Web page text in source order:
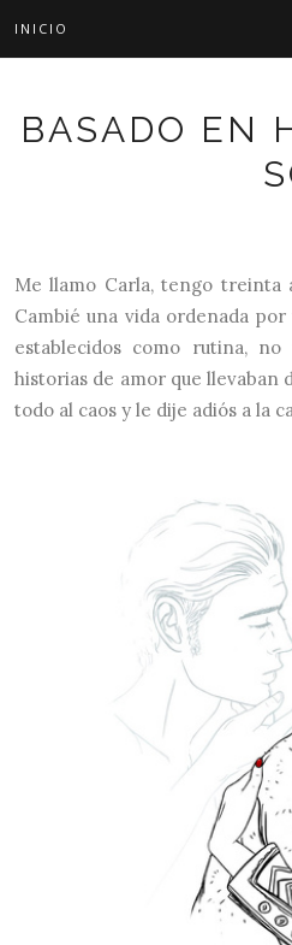
INICIO
BASADO EN
Me llamo Carla, tengo treinta
Cambié una vida ordenada
establecidos como rutina,
historias de amor que llevaban
todo al caos y le dije adiós a la